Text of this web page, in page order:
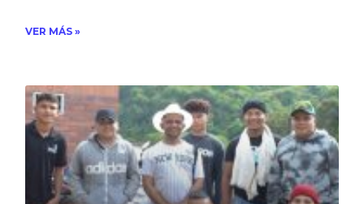
VER MÁS »